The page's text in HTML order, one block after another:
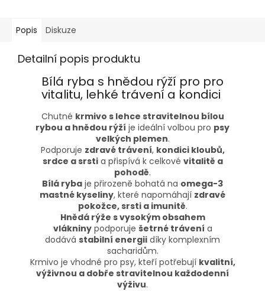
Popis Diskuze
Detailní popis produktu
Bílá ryba s hnědou rýží pro pro
vitalitu, lehké trávení a kondici
Chutné krmivo s lehce stravitelnou bílou
rybou a hnědou rýží je ideální volbou pro psy
velkých plemen.
Podporuje zdravé trávení, kondici kloubů,
srdce a srstia přispívá k celkové vitalitě a
pohodě.
Bílá ryba je přirozeně bohatá na omega-3
mastné kyseliny, které napomáhají zdravé
pokožce, srsti a imunitě.
Hnědá rýže s vysokým obsahem
vlákninypodporuje šetrné trávení a
dodává stabilní energii díky komplexním
sacharidům.
Krmivo je vhodné pro psy, kteří potřebují kvalitní,
výživnou a dobře stravitelnou každodenní
výživu.